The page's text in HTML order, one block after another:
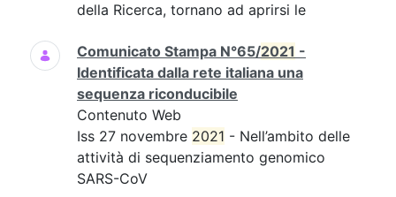
della Ricerca, tornano ad aprirsi le
Comunicato Stampa N°65/2021 -
Identificata dalla rete italiana una
sequenza riconducibile
Contenuto Web
Iss 27 novembre 2021 - Nell’ambito delle
attività di sequenziamento genomico
SARS-CoV